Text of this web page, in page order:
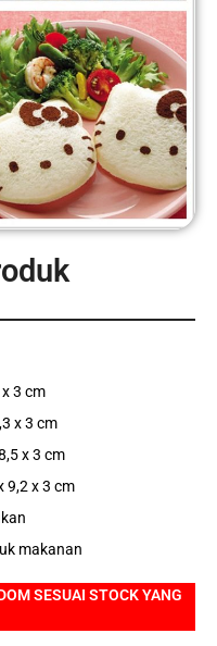
3 cm
x 3 cm
x 3 cm
9,2 x 3 cm
makanan
SESUAI STOCK YANG